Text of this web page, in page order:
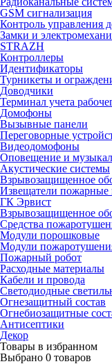
GSM сигнализация
Контроль управления
Замки и
STRAZH
Контроллеры
Идентификаторы
Турникеты и
Доводчики
Терминал учета
Домофоны
Вызывные панели
Переговорные
Видеодомофоны
Оповещение и
Акустические системы
Взрывозащищенное
Извещатели
ГК Эрвист
Взрывозащищенное
Средства
Модули порошковые
Модули
Пожарный робот
Расходные материалы
Кабели и провода
Светодиодные
Огнезащитный состав
Огнебиозащитные
Антисептики
Декор
Товары в избранном
Выбрано 0 товаров